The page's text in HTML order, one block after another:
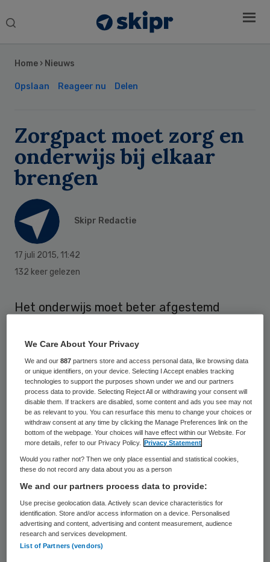
Search
Home › Nieuws
Opslaan Reageer nu Delen
Zorgpact moet zorg en
onderwijs bij elkaar
brengen
Skipr Redactie
17 juli 2015, 11:42
132 keer gelezen
Het onderwijs moet beter afgestemd
ontwikkelingen in de zorg. Om dit te
bespoedigen hebben de bewindspersonen
van VWS en de minister van OCW het
initiatief genomen voor een zogeheten
Zorgpact.
Als eerst stap heeft aanjager Doekle
Terpstra een pamflet gestuurd aan ruim
drieduizend bestuurders in onderwijs, zorg
en overheid. De zorg wordt complexer, de
rol van technologie wordt veel groter en de
regie van de patiënt staat steeds meer
centraal, aldus Terpstra. Dit vraagt om een
Sidebar
We Care About Your Privacy
We and our887 partners store and access personal data, like browsing data
or unique identifiers, on your device. Selecting I Accept enables tracking
technologies to support the purposes shown under we and our partners
process data to provide. Selecting Reject All or withdrawing your consent will
disable them. If trackers are disabled, some content and ads you see may not
be as relevant to you. You can resurface this menu to change your choices or
withdraw consent at any time by clicking the Manage Preferences link on the
bottom of the webpage. Your choices will have effect within our Website. For
more details, refer to our Privacy Policy.
Privacy Statement
Would you rather not? Then we only place essential and statistical cookies,
these do not record any data about you as a person
We and our partners process data to provide:
Use precise geolocation data. Actively scan device characteristics for
identification. Store and/or access information on a device. Personalised
advertising and content, advertising and content measurement, audience
research and services development.
List of Partners (vendors)